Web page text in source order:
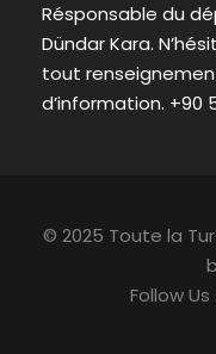
Résponsable du
Dündar Kara.
tout
d’information. +90
© 2025 Toute la
Follow Us